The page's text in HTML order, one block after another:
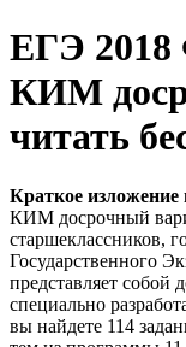
ЕГЭ 2018
КИМ
читать
Краткое изложение
КИМ досрочный
старшеклассников,
Государственного
представляет собой
специально
вы найдете 114